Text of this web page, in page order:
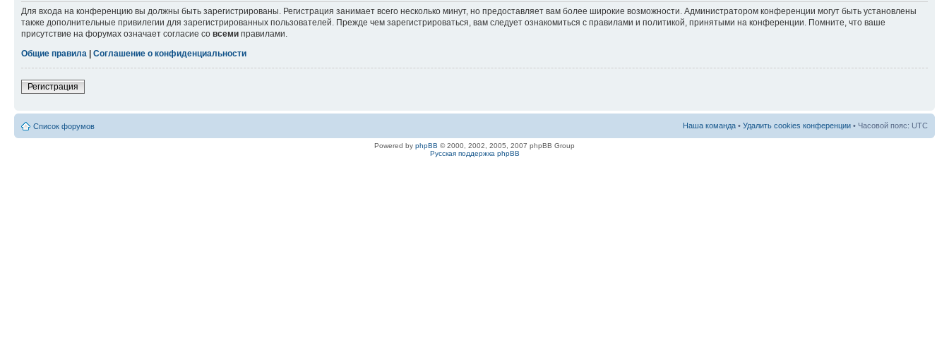
Для входа на конференцию вы должны быть зарегистрированы. Регистрация занимает всего несколько минут, но предоставляет вам более широкие возможности. Администратором конференции могут быть установлены
также дополнительные привилегии для зарегистрированных пользователей. Прежде чем зарегистрироваться, вам следует ознакомиться с правилами и политикой, принятыми на конференции. Помните, что ваше
присутствие на форумах означает согласие со всеми правилами.
Общие правила
Соглашение о конфиденциальности
Регистрация
Список форумов Наша команда • Удалить cookies конференции • Часовой пояс: UTC
Powered by phpBB © 2000, 2002, 2005, 2007 phpBB Group
Русская поддержка phpBB